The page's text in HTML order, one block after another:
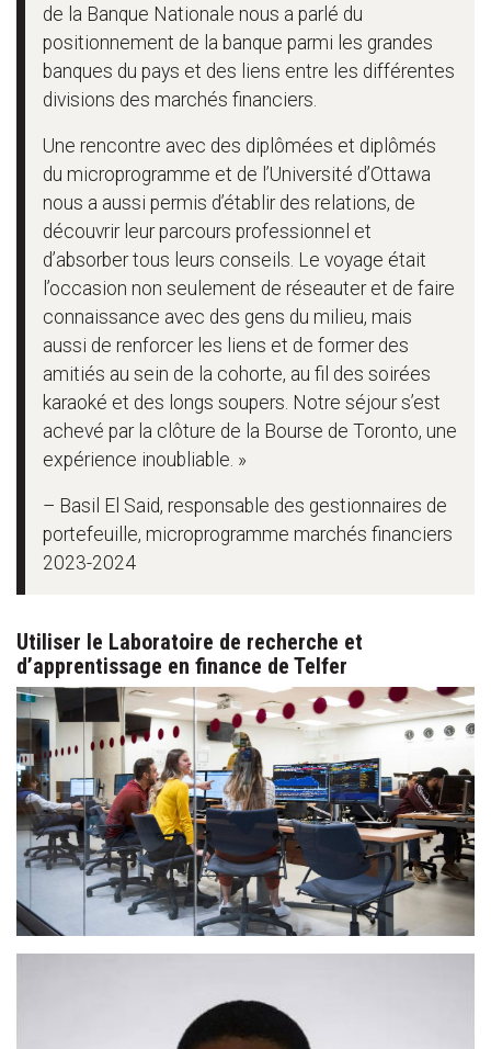
de la Banque Nationale nous a parlé du
positionnement de la banque parmi les grandes
banques du pays et des liens entre les différentes
divisions des marchés financiers.
Une rencontre avec des diplômées et diplômés
du microprogramme et de l’Université d’Ottawa
nous a aussi permis d’établir des relations, de
découvrir leur parcours professionnel et
d’absorber tous leurs conseils. Le voyage était
l’occasion non seulement de réseauter et de faire
connaissance avec des gens du milieu, mais
aussi de renforcer les liens et de former des
amitiés au sein de la cohorte, au fil des soirées
karaoké et des longs soupers. Notre séjour s’est
achevé par la clôture de la Bourse de Toronto, une
expérience inoubliable. »
– Basil El Said, responsable des gestionnaires de
portefeuille, microprogramme marchés financiers
2023-2024
Utiliser le Laboratoire de recherche et
d’apprentissage en finance de Telfer